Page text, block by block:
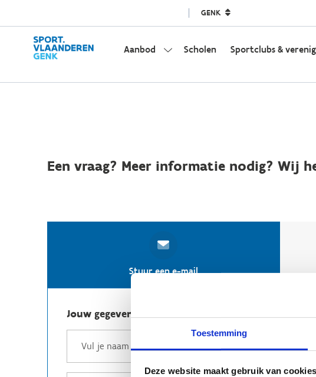
Toestemming
Deze website maakt gebruik van cookies
GENK
Aanbod Scholen Sportclubs &
Een vraag? Meer informatie nodig? Wij
Stuur een e-mail
Jouw gegevens